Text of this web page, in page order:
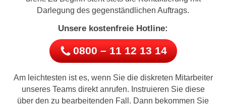
Darlegung des gegenständlichen Auftrags.
Unsere kostenfreie Hotline:
0800 – 11 12 13 14
Am leichtesten ist es, wenn Sie die diskreten Mitarbeiter
unseres Teams direkt anrufen. Instruieren Sie diese
über den zu bearbeitenden Fall. Dann bekommen Sie